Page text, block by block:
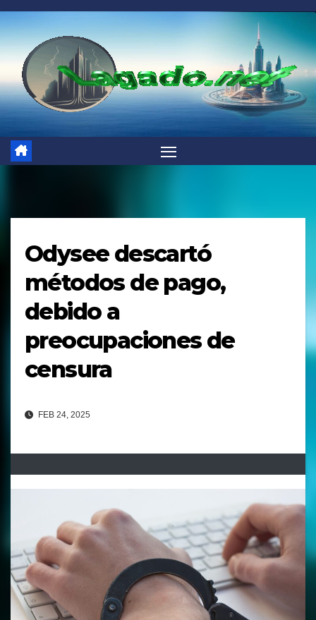
Saltar
al
contenido
Odysee descartó
métodos de pago,
debido a
preocupaciones de
censura
FEB 24, 2025